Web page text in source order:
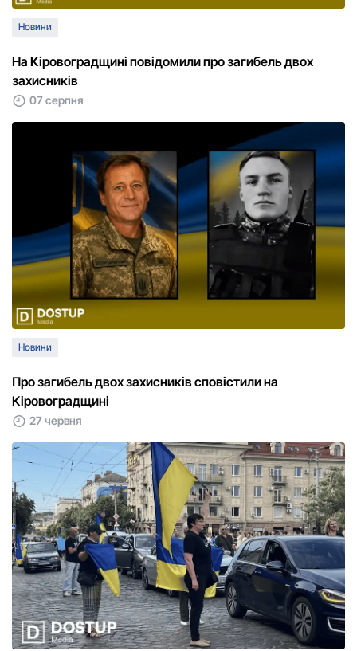
Новини
На Кіровоградщині повідомили про загибель двох
захисників
07 серпня
Новини
Про загибель двох захисників сповістили на
Кіровоградщині
27 червня